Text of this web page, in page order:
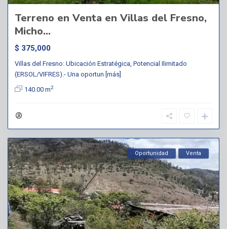
Terreno en Venta en Villas del Fresno,
Micho...
$ 375,000
Villas del Fresno: Ubicación Estratégica, Potencial Ilimitado
(ERSOL/VIFRES).- Una oportun [más]
140.00 m2
Oportunidad Venta